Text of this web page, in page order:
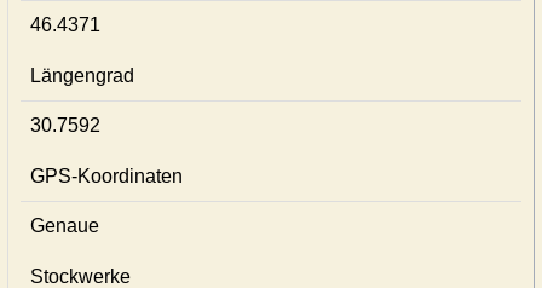
46.4371
Längengrad
30.7592
GPS-Koordinaten
Genaue
Stockwerke